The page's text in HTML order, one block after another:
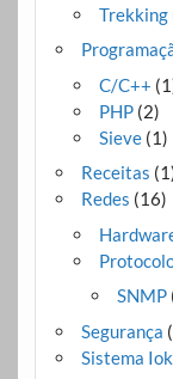
Trekking
C/C++
PHP(2)
Sieve(1)
Receitas
Redes (16)
SNMP
Segurança
Sistema